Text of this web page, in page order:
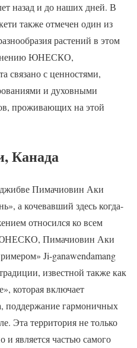
назад и до наших дней. В
также отмечен один из
растений в этом
ЮНЕСКО,
связано с ценностями,
и духовными
проживающих на этой
Канада
Пимачиовин Аки
а кочевавший здесь когда-
относился ко всем
Пимачиовин Аки
Ji-ganawendamang
известной также как
которая включает
поддержание гармоничных
Эта территория не только
и является частью самого